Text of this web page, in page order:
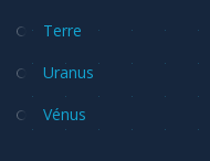
Terre
Uranus
Vénus